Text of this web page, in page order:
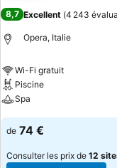
8,7 Excellent (4 243
Opera, Italie
Wi-Fi gratuit
Piscine
Spa
Consulter les prix
de 74 €
Consulter les prix de 12